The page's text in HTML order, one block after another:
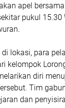
apel
pukul 15.30
lokasi, para
kelompok
diri
Tim
dan